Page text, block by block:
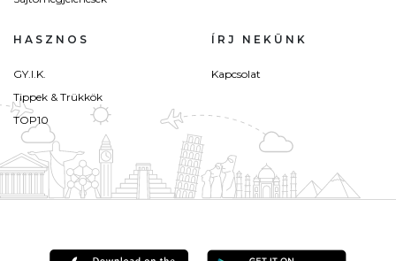
HASZNOS
GY.I.K.
Tippek & Trükkök
TOP10
ÍRJ NEKÜNK
Kapcsolat